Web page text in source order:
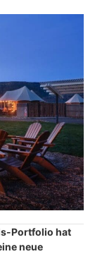
Portfolio hat
neue